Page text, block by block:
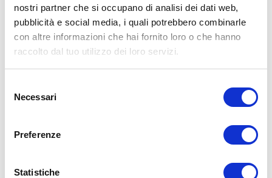
nostri partner che si occupano di analisi dei dati web,
pubblicità e social media, i quali potrebbero combinarle
con altre informazioni che hai fornito loro o che hanno
raccolto dal tuo utilizzo dei loro servizi.
delNecessari
Preferenze
Statistiche
ALLENATI CON ME!